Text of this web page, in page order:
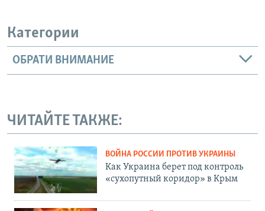
Категории
ОБРАТИ ВНИМАНИЕ
ЧИТАЙТЕ ТАКЖЕ:
ВОЙНА РОССИИ ПРОТИВ УКРАИНЫ
Как Украина берет под контроль
«сухопутный коридор» в Крым